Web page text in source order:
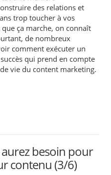
des relations et
trop toucher à vos
ça marche, on connaît
de nombreux
comment exécuter un
qui prend en compte
vie du content marketing.
besoin pour
contenu (3/6)